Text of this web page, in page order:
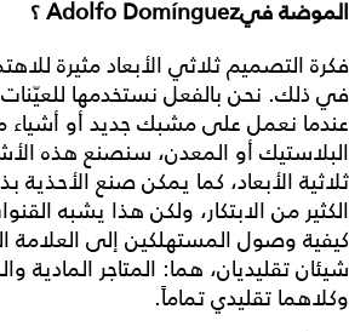
الموضة فيAdolfo Domínguez ؟
فكرة التصميم ثلاثي الأبعاد مثيرة
في ذلك. نحن بالفعل نستخدمها
عندما نعمل على مشبك جديد أو
البلاستيك أو المعدن، سنصنع هذه
ثلاثية الأبعاد، كما يمكن صنع الأحذية
الكثير من الابتكار، ولكن هذا يشبه
كيفية وصول المستهلكين إلى العلامة
شيئان تقليديان، هما: المتاجر المادية
وكلاهما تقليدي تماماً.